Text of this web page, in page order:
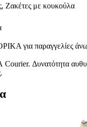
Ζακέτες με κουκούλα
για παραγγελίες άνω
Δυνατότητα